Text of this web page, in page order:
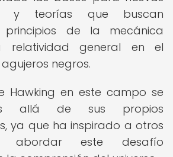
y teorías que buscan
principios de la mecánica
general en el
negros.
Hawking en este campo se
allá de sus propios
ya que ha inspirado a otros
abordar este desafío